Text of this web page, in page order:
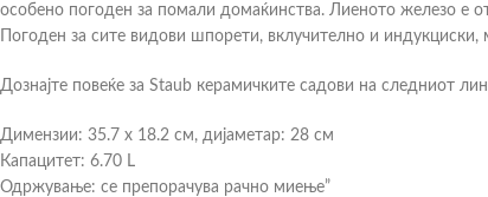
особено погоден за помали домаќинства. Лиеното железо е
Погоден за сите видови шпорети, вклучително и
Дознајте повеќе за Staub керамичките садови на следниот
Димензии: 35.7 x 18.2 см, дијаметар: 28 см
Капацитет: 6.70 L
Одржување: се препорачува рачно миење”